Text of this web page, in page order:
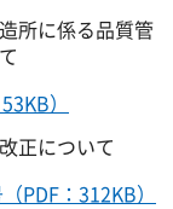
所に係る品質管
）
正について
PDF：312KB）